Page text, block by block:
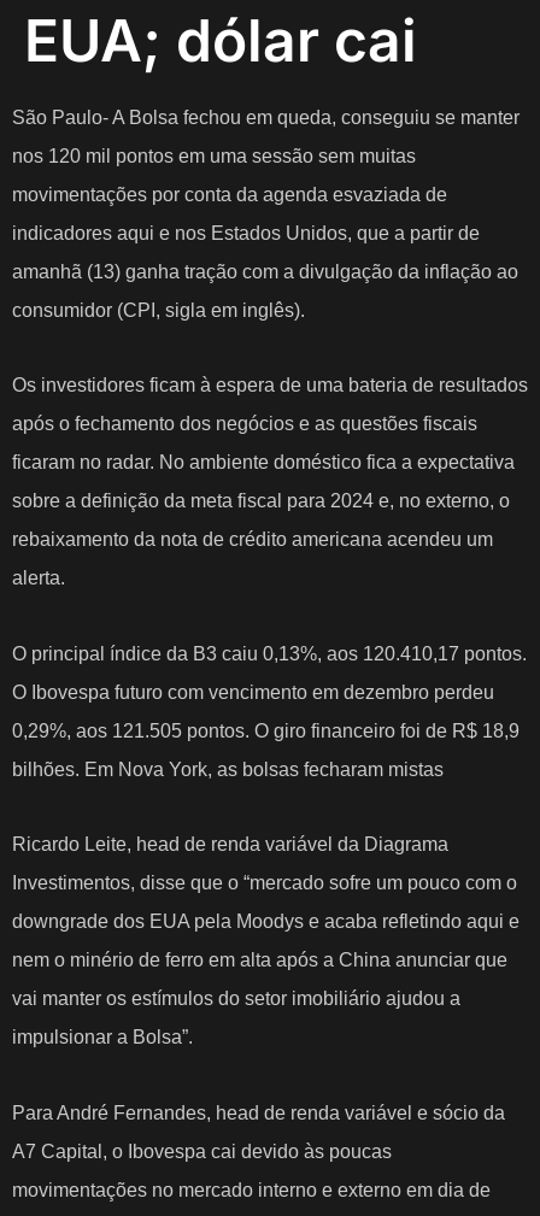
EUA; dólar cai
São Paulo- A Bolsa fechou em queda, conseguiu se manter
nos 120 mil pontos em uma sessão sem muitas
movimentações por conta da agenda esvaziada de
indicadores aqui e nos Estados Unidos, que a partir de
amanhã (13) ganha tração com a divulgação da inflação ao
consumidor (CPI, sigla em inglês).
Os investidores ficam à espera de uma bateria de resultados
após o fechamento dos negócios e as questões fiscais
ficaram no radar. No ambiente doméstico fica a expectativa
sobre a definição da meta fiscal para 2024 e, no externo, o
rebaixamento da nota de crédito americana acendeu um
alerta.
O principal índice da B3 caiu 0,13%, aos 120.410,17 pontos.
O Ibovespa futuro com vencimento em dezembro perdeu
0,29%, aos 121.505 pontos. O giro financeiro foi de R$ 18,9
bilhões. Em Nova York, as bolsas fecharam mistas
Ricardo Leite, head de renda variável da Diagrama
Investimentos, disse que o “mercado sofre um pouco com o
downgrade dos EUA pela Moodys e acaba refletindo aqui e
nem o minério de ferro em alta após a China anunciar que
vai manter os estímulos do setor imobiliário ajudou a
impulsionar a Bolsa”.
Para André Fernandes, head de renda variável e sócio da
A7 Capital, o Ibovespa cai devido às poucas
movimentações no mercado interno e externo em dia de